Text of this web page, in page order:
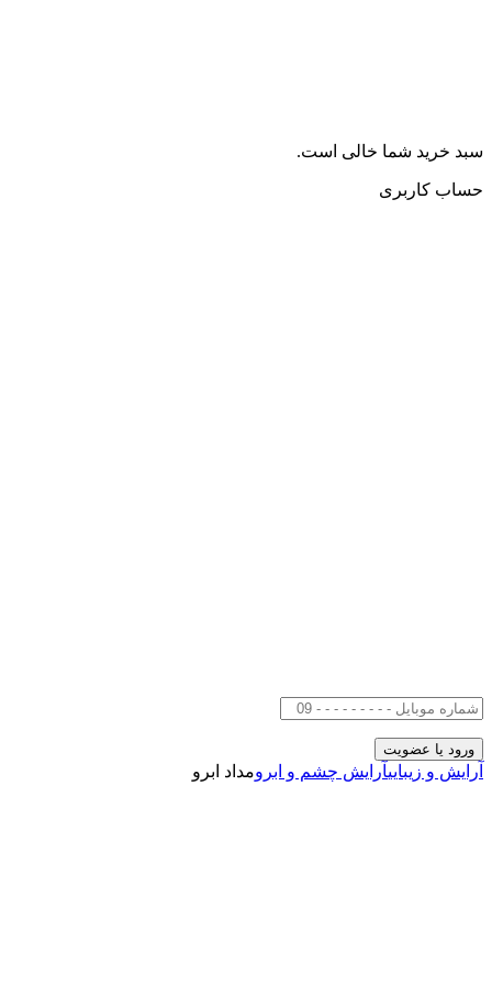
سبد خرید شما خالی است.
حساب کاربری
آرایش و زیباییآرایش چشم و ابرومداد ابرو